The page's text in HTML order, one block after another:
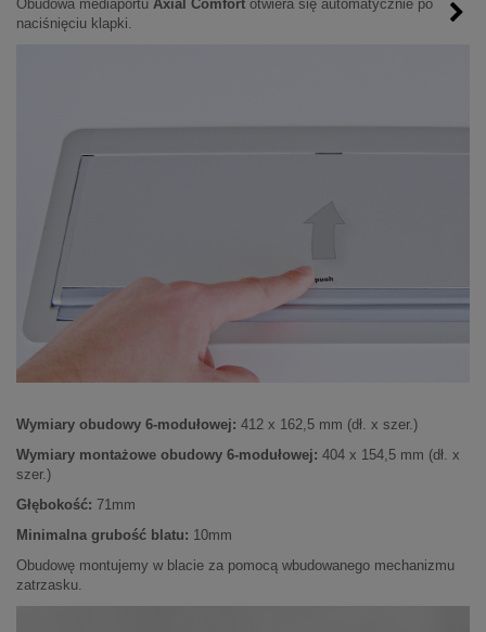
Obudowa mediaportu Axial Comfort otwiera się automatycznie po
naciśnięciu klapki.
Wymiary obudowy 6-modułowej: 412 x 162,5 mm (dł. x szer.)
Wymiary montażowe obudowy 6-modułowej: 404 x 154,5 mm (dł. x
szer.)
Głębokość: 71mm
Minimalna grubość blatu: 10mm
Obudowę montujemy w blacie za pomocą wbudowanego mechanizmu
zatrzasku.